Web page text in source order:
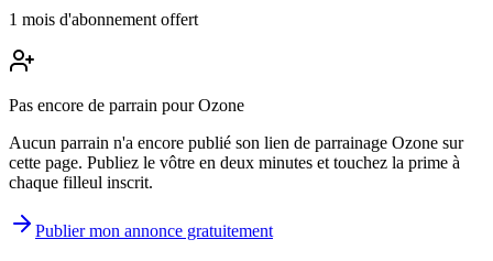
1 mois d'abonnement offert
Pas encore de parrain pour Ozone
Aucun parrain n'a encore publié son lien de parrainage Ozone sur
cette page. Publiez le vôtre en deux minutes et touchez la prime à
chaque filleul inscrit.
Publier mon annonce gratuitement